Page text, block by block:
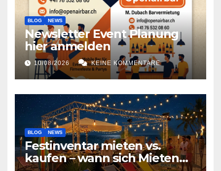
BLOG NEWS
Newsletter Event Planung
hier anmelden
10/08/2026 KEINE KOMMENTARE
BLOG NEWS
Festinventar mieten vs.
kaufen – wann sich Mieten